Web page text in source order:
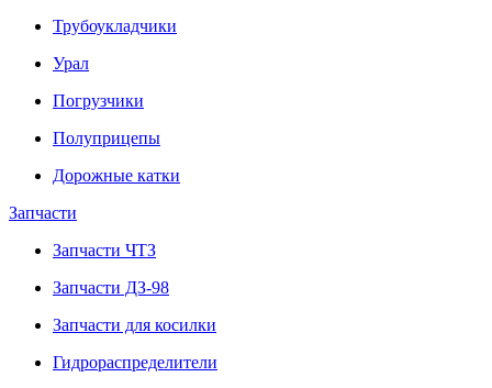
Трубоукладчики
Урал
Погрузчики
Полуприцепы
Дорожные катки
Запчасти
Запчасти ЧТЗ
Запчасти ДЗ-98
Запчасти для косилки
Гидрораспределители